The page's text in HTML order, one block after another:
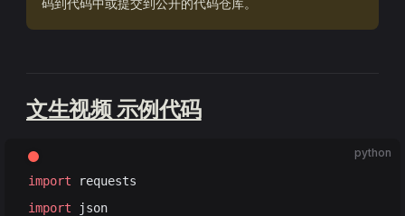
码到代码中或提交到公开的代码仓库。
文生视频 示例代码
python
import requests
import json